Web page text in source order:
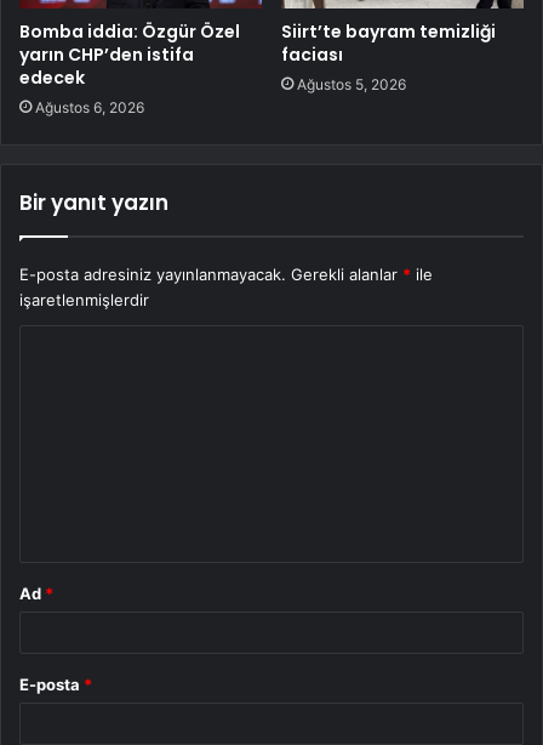
Bomba iddia: Özgür Özel
yarın CHP’den istifa
edecek
Ağustos 6, 2026
Siirt’te bayram temizliği
faciası
Ağustos 5, 2026
Bir yanıt yazın
E-posta adresiniz yayınlanmayacak. Gerekli alanlar * ile
işaretlenmişlerdir
Ad *
E-posta *